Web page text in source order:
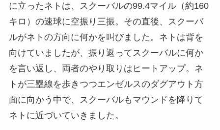
に立ったネトは、スクーバルの99.4マイル（約160
キロ）の速球に空振り三振。その直後、スクーバ
ルがネトの方向に何かを叫びました。ネトは背を
向けていましたが、振り返ってスクーバルに何か
を言い返し、両者のやり取りはヒートアップ。ネ
トが三塁線を歩きつつエンゼルスのダグアウト方
面に向かう中で、スクーバルもマウンドを降りて
ネトに近づいていきました。